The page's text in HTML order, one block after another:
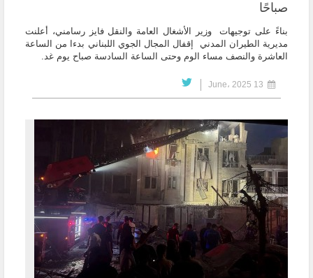
صباحًا
بناءً على توجيهات وزير الأشغال العامة والنقل فايز رسامني، أعلنت
مديرية الطيران المدني إقفال المجال الجوي اللبناني بدءا من الساعة
العاشرة والنصف مساء الوم وحتى الساعة السادسة صباح يوم غد.